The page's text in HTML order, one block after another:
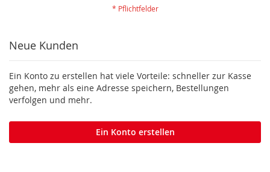
Neue Kunden
Ein Konto zu erstellen hat viele Vorteile: schneller zur Kasse
gehen, mehr als eine Adresse speichern, Bestellungen
verfolgen und mehr.
Ein Konto erstellen